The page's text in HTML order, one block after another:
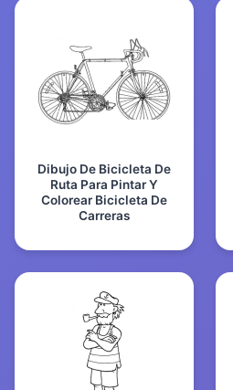
Dibujo De Bicicleta De
Ruta Para Pintar Y
Colorear Bicicleta De
Carreras